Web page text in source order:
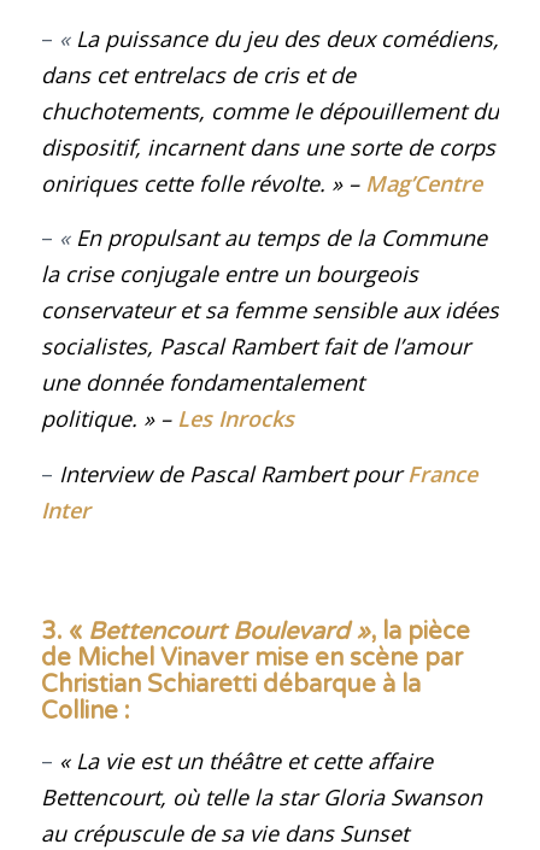
– « La puissance du jeu des deux comédiens,
dans cet entrelacs de cris et de
chuchotements, comme le dépouillement du
dispositif, incarnent dans une sorte de corps
oniriques cette folle révolte. » – Mag’Centre
– « En propulsant au temps de la Commune
la crise conjugale entre un bourgeois
conservateur et sa femme sensible aux idées
socialistes, Pascal Rambert fait de l’amour
une donnée fondamentalement
politique. »– Les Inrocks
– Interview de Pascal Rambert pourFrance
Inter
3. « Bettencourt Boulevard », la pièce
de Michel Vinaver mise en scène par
Christian Schiaretti débarque à la
Colline :
– « La vie est un théâtre et cette affaire
Bettencourt, où telle la star Gloria Swanson
au crépuscule de sa vie dans Sunset